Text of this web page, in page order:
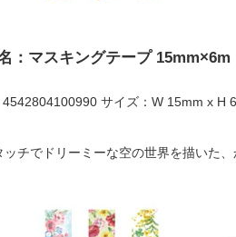
：マスキングテープ
4542804100990 サイズ：W 15mm x H
ッチでドリーミーな空の世界を描いた、